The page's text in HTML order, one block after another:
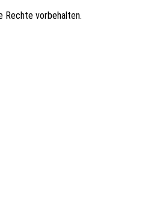
Rechte vorbehalten.